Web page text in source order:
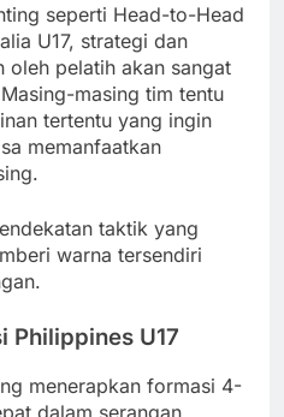
seperti Head-to-Head
U17, strategi dan
pelatih akan sangat
masing tim tentu
tertentu yang ingin
memanfaatkan
taktik yang
warna tersendiri
Philippines U17
menerapkan formasi 4-